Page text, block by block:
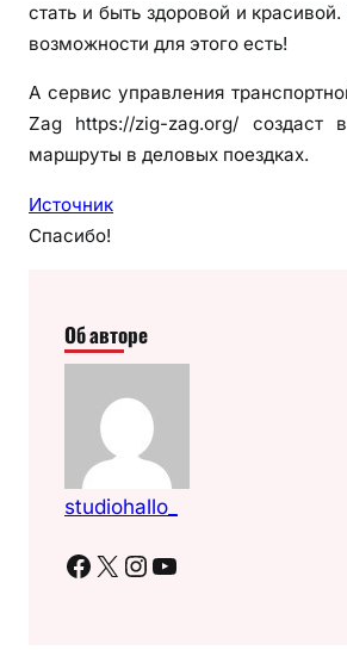
стать и быть здоровой и
возможности для этого есть!
А сервис управления
Zag https://zig-zag.org/ создаст
маршруты в деловых поездках.
Источник
Спасибо!
Об авторе
studiohallo_
Facebook X Instagram YouTube